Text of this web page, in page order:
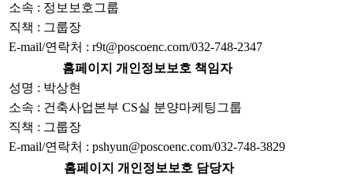
소속 : 정보보호그룹
직책 : 그룹장
E-mail/연락처 : r9t@poscoenc.com/032-748-2347
홈페이지 개인정보보호 책임자
성명 : 박상현
소속 : 건축사업본부 CS실 분양마케팅그룹
직책 : 그룹장
E-mail/연락처 : pshyun@poscoenc.com/032-748-3829
홈페이지 개인정보보호 담당자